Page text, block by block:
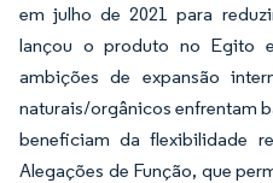
em julho de 2021 para
lançou o produto no Egito
ambições de expansão
naturais/orgânicos enfrentam
beneficiam da flexibilidade
Alegações de Função, que